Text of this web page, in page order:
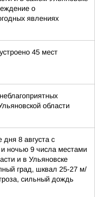
о
явлениях
45 мест
области
8 августа с
ночью 9 числа местами
и в Ульяновске
град, шквал 25-27 м/
сильный дождь